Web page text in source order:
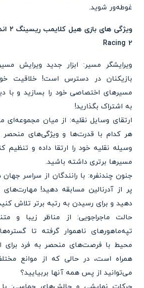
غوطه‌ور شوید.
Racing 2
ویرایشگر مسیر: ابزار جدید ویرایش
بازیکنان در دسترس است! خلاقیت
مسیرهای اختصاصی خود را بسازید و با
به اشتراک بگذارید!
ارتقای وسایل نقلیه: از میان مجموعه‌ای
هر کدام با قدرت‌ها و ویژگی‌های منحصر
وسیله نقلیه خود را ارتقا داده و تنظیم
مسیرها برتری داشته باشید.
جنون چندنفره: با رانندگان از سراسر
پر از آدرنالین مسابقه دهید! مهارت‌های
دهید و برای رسیدن به رتبه برتر تلاش
حالت ماجراجویی: از مناظر زیبا و
تپه‌ماهورهای ناهموار گرفته تا
محیط با فرصت‌های منحصر به فرد برای
همراه است، در حالی که از موانع
می‌توانید از پس همه آنها بربیایید؟